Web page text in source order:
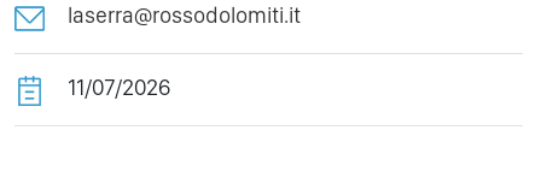
laserra@rossodolomiti.it
11/07/2026